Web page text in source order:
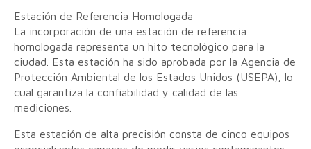
Estación de Referencia Homologada
La incorporación de una estación de referencia
homologada representa un hito tecnológico para la
ciudad. Esta estación ha sido aprobada por la Agencia de
Protección Ambiental de los Estados Unidos (USEPA), lo
cual garantiza la confiabilidad y calidad de las
mediciones.
Esta estación de alta precisión consta de cinco equipos